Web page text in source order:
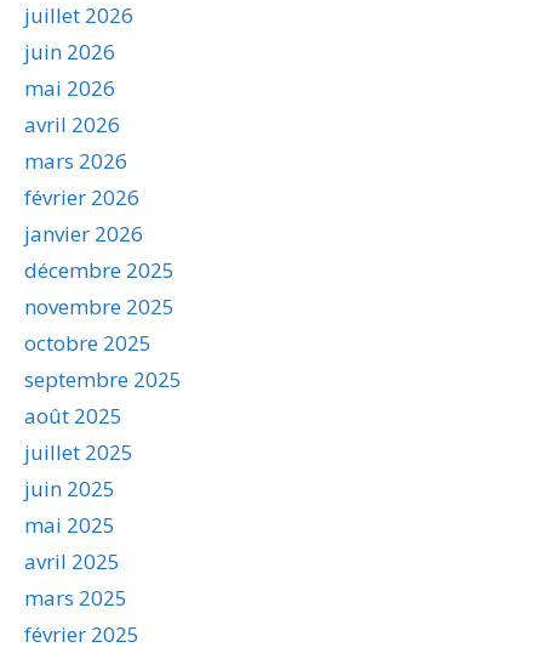
juillet 2026
juin 2026
mai 2026
avril 2026
mars 2026
février 2026
janvier 2026
décembre 2025
novembre 2025
octobre 2025
septembre 2025
août 2025
juillet 2025
juin 2025
mai 2025
avril 2025
mars 2025
février 2025